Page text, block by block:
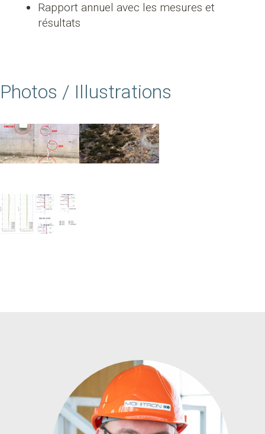
Rapport annuel avec les mesures et
résultats
Photos / Illustrations